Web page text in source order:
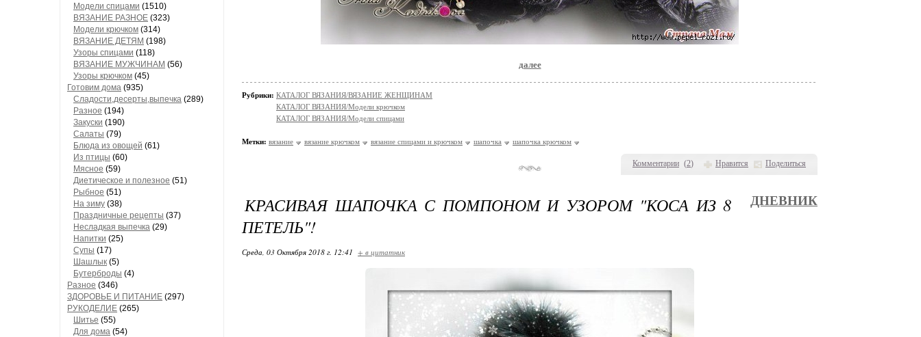
Модели спицами (1510)
ВЯЗАНИЕ РАЗНОЕ (323)
Модели крючком (314)
ВЯЗАНИЕ ДЕТЯМ (198)
Узоры спицами (118)
ВЯЗАНИЕ МУЖЧИНАМ (56)
Узоры крючком (45)
Готовим дома (935)
Сладости,десерты,выпечка (289)
Разное (194)
Закуски (190)
Салаты (79)
Блюда из овощей (61)
Из птицы (60)
Мясное (59)
Диетическое и полезное (51)
Рыбное (51)
На зиму (38)
Праздничные рецепты (37)
Несладкая выпечка (29)
Напитки (25)
Супы (17)
Шашлык (5)
Бутерброды (4)
Разное (346)
ЗДОРОВЬЕ И ПИТАНИЕ (297)
РУКОДЕЛИЕ (265)
Шитье (55)
Для дома (54)
Комментарии (2) Нравится Поделиться
далее
Рубрики: КАТАЛОГ ВЯЗАНИЯ/ВЯЗАНИЕ ЖЕНЩИНАМ
КАТАЛОГ ВЯЗАНИЯ/Модели крючком
КАТАЛОГ ВЯЗАНИЯ/Модели спицами
Метки: вязание вязание крючком вязание спицами и крючком шапочка шапочка крючком
КРАСИВАЯ ШАПОЧКА С ПОМПОНОМ И УЗОРОМ "КОСА ИЗ 8
ПЕТЕЛЬ"!
ДНЕВНИК
Среда, 03 Октября 2018 г. 12:41 + в цитатник